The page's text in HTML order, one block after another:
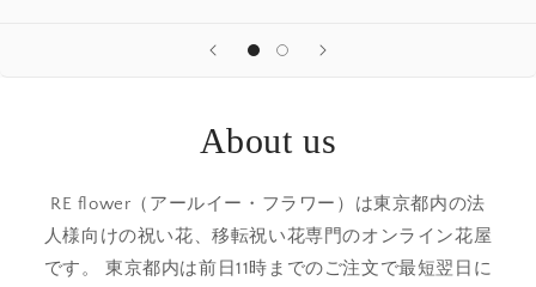
About us
RE flower（アールイー・フラワー）は東京都内の法
人様向けの祝い花、移転祝い花専門のオンライン花屋
です。 東京都内は前日11時までのご注文で最短翌日に